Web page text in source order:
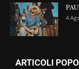
4
ARTICOLI